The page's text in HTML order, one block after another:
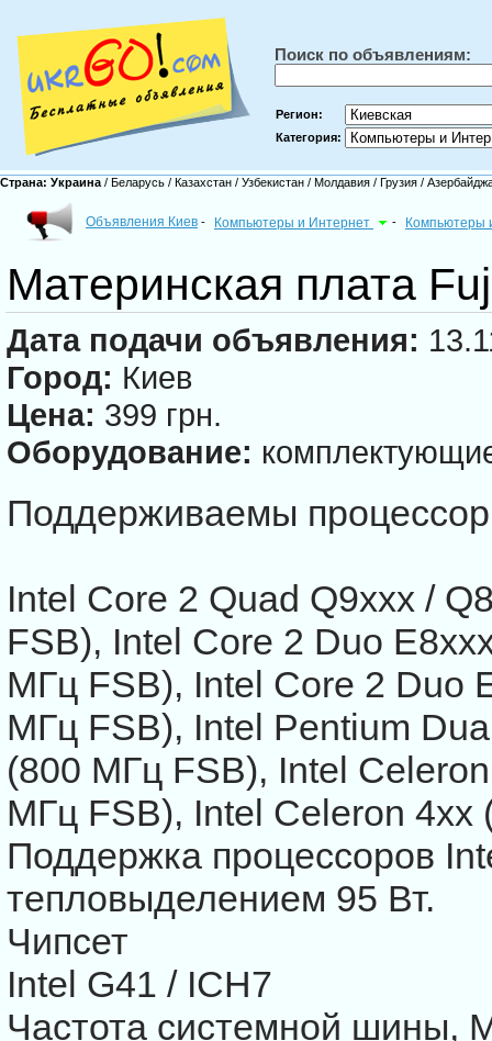
Поиск по объявлениям:
Регион:
Категория:
Страна: Украина / Беларусь / Казахстан / Узбекистан / Молдавия / Грузия /
Объявления Киев - Компьютеры и Интернет - Компьютеры
Материнская плата
Дата подачи объявления:
Город: Киев
Цена: 399 грн.
Оборудование:
Поддерживаемы
Intel Core 2 Quad Q9xxx /
FSB), Intel Core 2 Duo
МГц FSB), Intel Core 2 Duo
МГц FSB), Intel Pentium
(800 МГц FSB), Intel
МГц FSB), Intel Celeron 4xx
Поддержка процессоров
тепловыделением 95 Вт.
Чипсет
Intel G41 / ICH7
Частота системной шины,